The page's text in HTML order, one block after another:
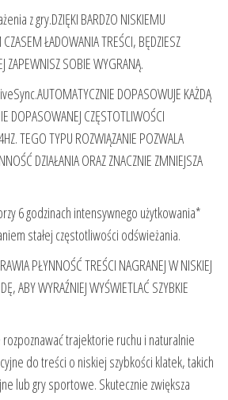
z gry.DZIĘKI BARDZO NISKIEMU
ŁADOWANIA TREŚCI, BĘDZIESZ
ZAPEWNISZ SOBIE WYGRANĄ.
DOPASOWUJE KAŻDĄ
DOPASOWANEJ CZĘSTOTLIWOŚCI
TEGO TYPU ROZWIĄZANIE POZWALA
DZIAŁANIA ORAZ ZNACZNIE ZMNIEJSZA
6 godzinach intensywnego użytkowania*
stałej częstotliwości odświeżania.
PŁYNNOŚĆ TREŚCI NAGRANEJ W NISKIEJ
ABY WYRAŹNIEJ WYŚWIETLAĆ SZYBKIE
trajektorie ruchu i naturalnie
do treści o niskiej szybkości klatek, takich
lub gry sportowe. Skutecznie zwiększa